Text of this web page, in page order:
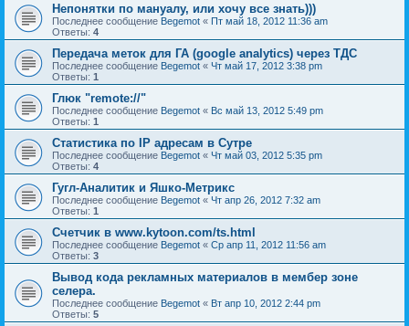
Непонятки по мануалу, или хочу все знать)))
Последнее сообщение Begemot « Пт май 18, 2012 11:36 am
Ответы: 4
Передача меток для ГА (google analytics) через ТДС
Последнее сообщение Begemot « Чт май 17, 2012 3:38 pm
Ответы: 1
Глюк "remote://"
Последнее сообщение Begemot « Вс май 13, 2012 5:49 pm
Ответы: 1
Статистика по IP адресам в Сутре
Последнее сообщение Begemot « Чт май 03, 2012 5:35 pm
Ответы: 4
Гугл-Аналитик и Яшко-Метрикс
Последнее сообщение Begemot « Чт апр 26, 2012 7:32 am
Ответы: 1
Счетчик в www.kytoon.com/ts.html
Последнее сообщение Begemot « Ср апр 11, 2012 11:56 am
Ответы: 3
Вывод кода рекламных материалов в мембер зоне
селера.
Последнее сообщение Begemot « Вт апр 10, 2012 2:44 pm
Ответы: 5